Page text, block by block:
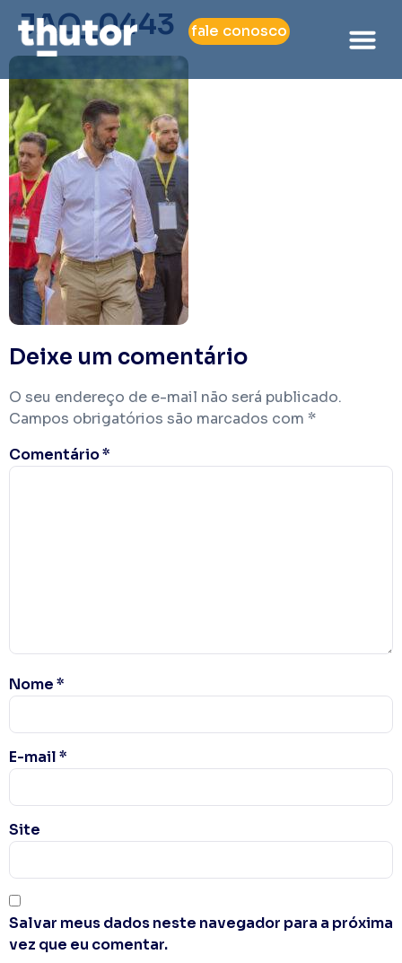
fale conosco
JAO_0443
Deixe um comentário
O seu endereço de e-mail não será publicado.
Campos obrigatórios são marcados com *
Comentário*
Nome*
E-mail*
Site
Salvar meus dados neste navegador para a próxima
vez que eu comentar.